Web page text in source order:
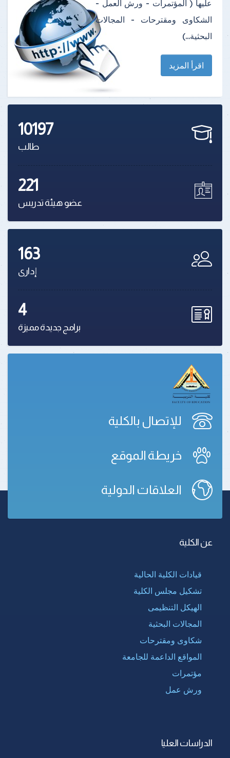
عليها ( المؤتمرات - ورش العمل -
الشكاوى ومقترحات - المجالات
البحثية...)
اقرأ المزيد
10197
طالب
221
عضو هيئة تدريس
163
إدارى
4
برامج جديدة مميزة
للإتصال بالكلية
خريطة الموقع
العلاقات الدولية
عن الكلية
قيادات الكلية الحالية
تشكيل مجلس الكلية
الهيكل التنظيمى
المجالات البحثية
شكاوى ومقترحات
المواقع الداعمة للجامعة
مؤتمرات
ورش عمل
الدراسات العليا